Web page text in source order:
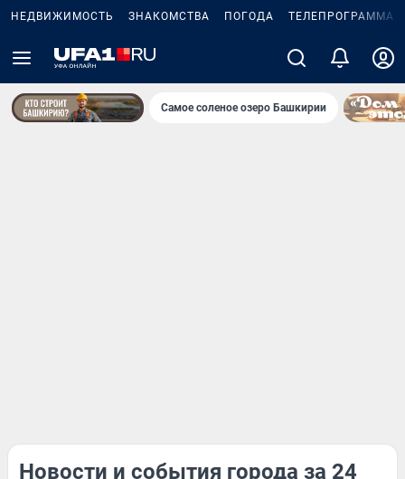
НЕДВИЖИМОСТЬ ЗНАКОМСТВА ПОГОДА ТЕЛЕПРОГРАММА
Самое соленое озеро Башкирии
Новости и события города за 24